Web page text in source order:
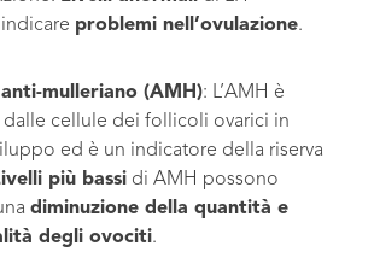
problemi nell’ovulazione.
mulleriano (AMH): L’AMH è
cellule dei follicoli ovarici in
ed è un indicatore della riserva
più bassi di AMH possono
diminuzione della quantità e
degli ovociti.